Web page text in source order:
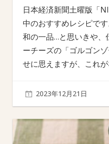
日本経済新聞土曜版「
中のおすすめレシピで
和の一品…と思いきや、
ーチーズの「ゴルゴン
せに思えますが、これ
2023年12月21日